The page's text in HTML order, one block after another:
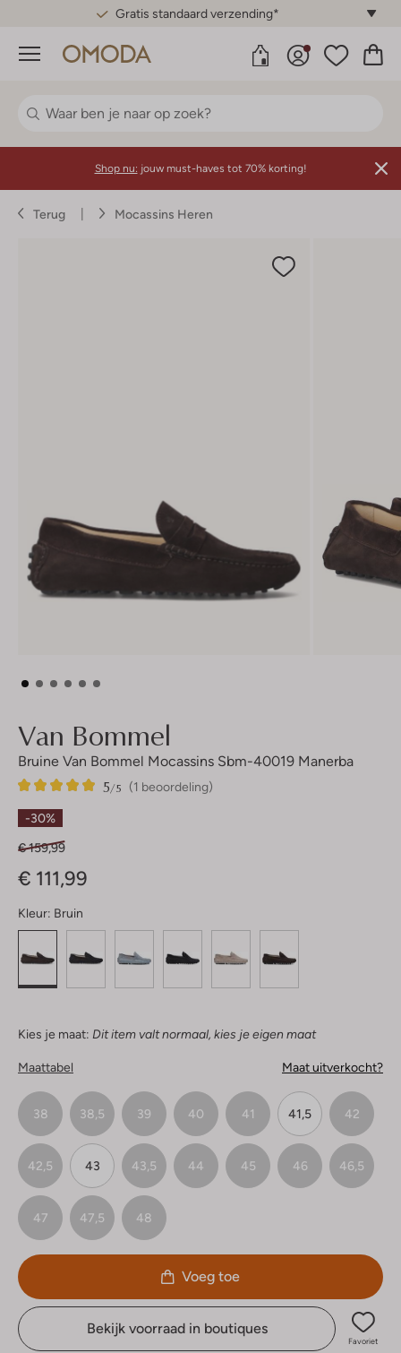
Gratis standaard verzending*
Menu
Shop nu: jouw must-haves tot 70% korting!
Terug Mocassins Heren
Van Bommel
Bruine Van Bommel Mocassins Sbm-40019 Manerba
(1 beoordeling)
5/5
1
5
Sterren
-30%
€ 159,99
€ 111,99
Kleur: Bruin
Kies je maat: Dit item valt normaal, kies je eigen maat
Maattabel Maat uitverkocht?
38 38,5 39 40 41 41,5 42
42,5 43 43,5 44 45 46 46,5
47 47,5 48
Voeg toe
Bekijk voorraad in boutiques
Favoriet